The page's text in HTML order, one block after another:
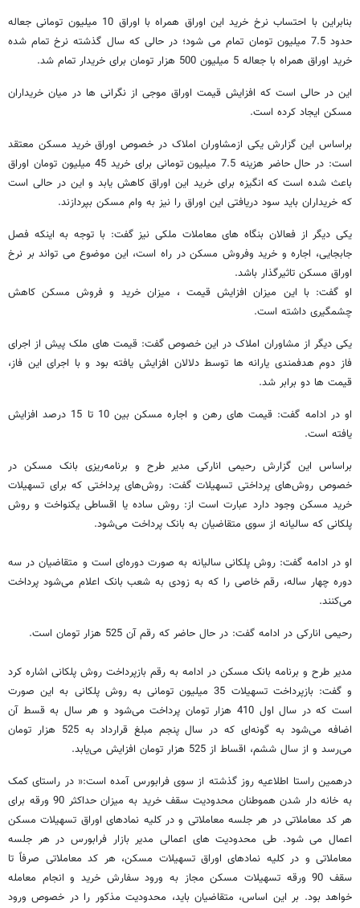
بنابراین با احتساب نرخ خرید این اوراق همراه با اوراق 10 میلیون تومانی جعاله
حدود 7.5 میلیون تومان تمام می شود؛ در حالی که سال گذشته نرخ تمام شده
خرید اوراق همراه با جعاله 5 میلیون 500 هزار تومان برای خریدار تمام شد.
این در حالی است که افزایش قیمت اوراق موجی از نگرانی ها در میان خریداران
مسکن ایجاد کرده است.
براساس این گزارش یکی ازمشاوران املاک در خصوص اوراق خرید مسکن معتقد
است: در حال حاضر هزینه 7.5 میلیون تومانی برای خرید 45 میلیون تومان اوراق
باعث شده است که انگیزه برای خرید این اوراق کاهش یابد و این در حالی است
که خریداران باید سود دریافتی این اوراق را نیز به وام مسکن بپردازند.
یکی دیگر از فعالان بنگاه های معاملات ملکی نیز گفت: با توجه به اینکه فصل
جابجایی، اجاره و خرید وفروش مسکن در راه است، این موضوع می تواند بر نرخ
اوراق مسکن تاثیرگذار باشد.
او گفت: با این میزان افزایش قیمت ، میزان خرید و فروش مسکن کاهش
چشمگیری داشته است.
یکی دیگر از مشاوران املاک در این خصوص گفت:‌ قیمت های ملک پیش از اجرای
فاز دوم هدفمندی یارانه ها توسط دلالان افزایش یافته بود و با اجرای این فاز،
قیمت ها دو برابر شد.
او در ادامه گفت: قیمت های رهن و اجاره مسکن بین 10 تا 15 درصد افزایش
یافته است.
براساس این گزارش رحیمی انارکی مدیر طرح و برنامه‌ریزی بانک مسکن در
خصوص روش‌های پرداختی تسهیلات گفت: روش‌های پرداختی که برای تسهیلات
خرید مسکن وجود دارد عبارت است از: روش ساده یا اقساطی یکنواخت و روش
پلکانی که سالیانه از سوی متقاضیان به بانک پرداخت می‌شود.
او در ادامه گفت: روش پلکانی سالیانه به صورت دوره‌ای است و متقاضیان در سه
دوره چهار ساله، رقم خاصی را که به زودی به شعب بانک اعلام می‌شود پرداخت
می‌کنند.
رحیمی انارکی در ادامه گفت: در حال حاضر که رقم آن 525 هزار تومان است.
مدیر طرح و برنامه بانک مسکن در ادامه به رقم بازپرداخت روش پلکانی اشاره کرد
و گفت: بازپرداخت تسهیلات 35 میلیون تومانی به روش پلکانی به این صورت
است که در سال اول 410 هزار تومان پرداخت می‌شود و هر سال به قسط آن
اضافه می‌شود به گونه‌ای که در سال پنجم مبلغ قرارداد به 525 هزار تومان
می‌رسد و از سال ششم، اقساط از 525 هزار تومان افزایش می‌یابد.
درهمین راستا اطلاعیه روز گذشته از سوی فرابورس آمده است:« در راستای کمک
به خانه دار شدن هموطنان محدودیت سقف خرید به میزان حداکثر 90 ورقه برای
هر کد معاملاتی در هر جلسه معاملاتی و در کلیه نمادهای اوراق تسهیلات مسکن
اعمال می شود. طی محدودیت های اعمالی مدیر بازار فرابورس در هر جلسه
معاملاتی و در کلیه نمادهای اوراق تسهیلات مسکن، هر کد معاملاتی صرفاً تا
سقف 90 ورقه تسهیلات مسکن مجاز به ورود سفارش خرید و انجام معامله
خواهد بود. بر این اساس، متقاضیان باید، محدودیت مذکور را در خصوص ورود